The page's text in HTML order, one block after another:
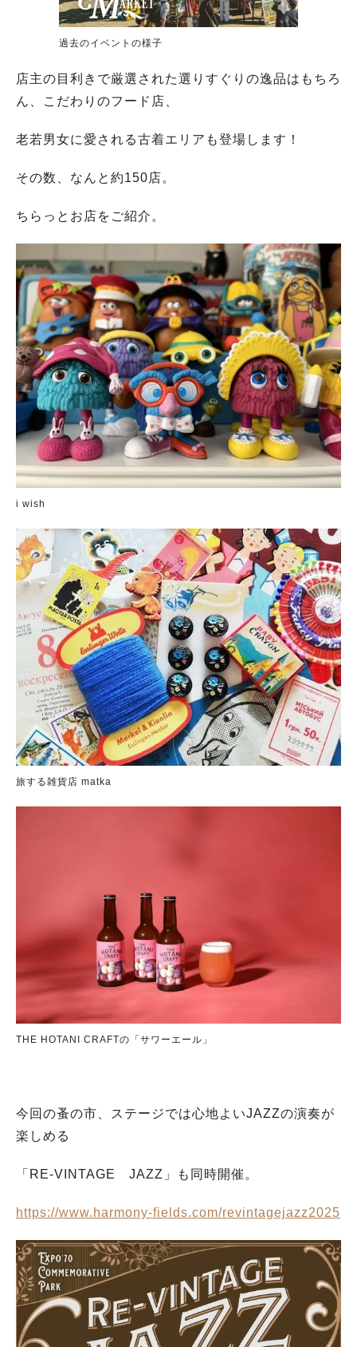
過去のイベントの様子
店主の目利きで厳選された選りすぐりの逸品はもちろ
ん、こだわりのフード店、
老若男女に愛される古着エリアも登場します！
その数、なんと約150店。
ちらっとお店をご紹介。
i wish
旅する雑貨店 matka
THE HOTANI CRAFTの「サワーエール」
今回の蚤の市、ステージでは心地よいJAZZの演奏が
楽しめる
「RE-VINTAGE JAZZ」も同時開催。
https://www.harmony-fields.com/revintagejazz2025